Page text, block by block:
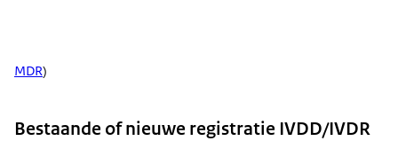
MDR)
Bestaande of nieuwe registratie IVDD/IVDR